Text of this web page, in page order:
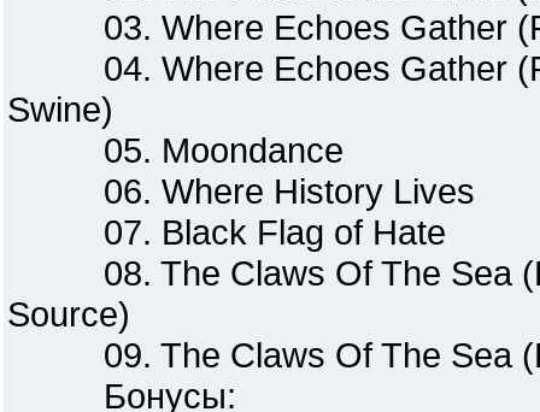
03. Where Echoes Gather
04. Where Echoes Gather
Swine)
05. Moondance
06. Where History Lives
07. Black Flag of Hate
08. The Claws Of The Sea
Source)
09. The Claws Of The Sea
Бонусы: